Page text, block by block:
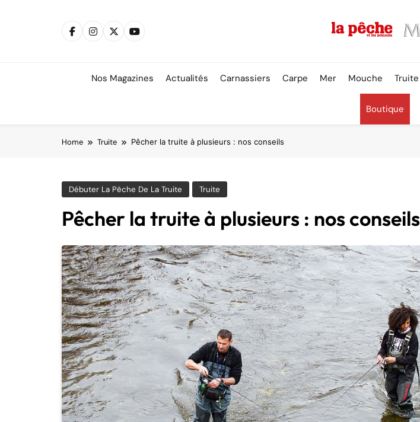
Nos Magazines Actualités Carnassiers Carpe Mer Mouche Truite
Boutique
Home Truite Pêcher la truite à plusieurs : nos conseils
Débuter La Pêche De La Truite Truite
Pêcher la truite à plusieurs : nos conseils